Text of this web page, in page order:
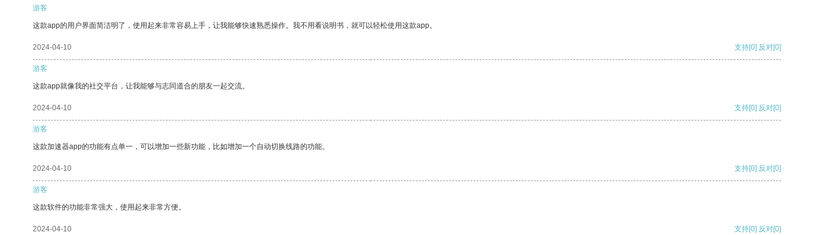
游客
这款app的用户界面简洁明了，使用起来非常容易上手，让我能够快速熟悉操作。我不用看说明书，就可以轻松使用这款app。
2024-04-10 支持[0] 反对[0]
游客
这款app就像我的社交平台，让我能够与志同道合的朋友一起交流。
2024-04-10 支持[0] 反对[0]
游客
这款加速器app的功能有点单一，可以增加一些新功能，比如增加一个自动切换线路的功能。
2024-04-10 支持[0] 反对[0]
游客
这款软件的功能非常强大，使用起来非常方便。
2024-04-10 支持[0] 反对[0]